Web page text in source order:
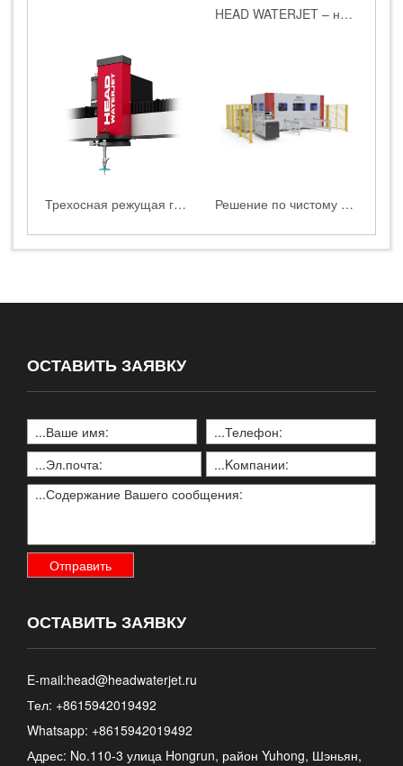
HEAD WATERJET – напольная платформа для водоструйной резки с переворачиваемой рамой
Трехосная режущая головка Решение по чистому водяному резанию полиуретановых поролонов и пены с использованием HEAD WATERJET
ОСТАВИТЬ ЗАЯВКУ
ОСТАВИТЬ ЗАЯВКУ
E-mail:head@headwaterjet.ru
Тел: +8615942019492
Whatsapp: +8615942019492
Адрес: No.110-3 улица Hongrun, район Yuhong, Шэньян,